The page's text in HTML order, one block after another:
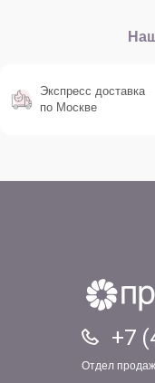
Экспресс доставка
по Москве
+7
Отдел